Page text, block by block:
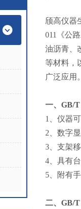
颀高仪器
011《公
油沥青、
等材料，
广泛应用
一、 GB/
1、仪器
2、数字
3、支架
4、具有
5、附有
二、 GB/